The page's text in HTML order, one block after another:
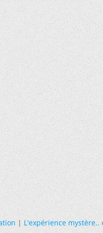
|L'expérience mystère..